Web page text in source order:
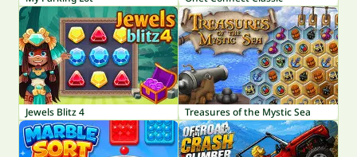
Jewels Blitz 4 Treasures of the Mystic Sea